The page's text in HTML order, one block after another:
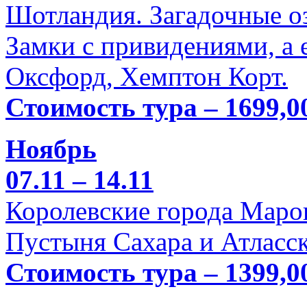
Шотландия. Загадочные
Замки с привидениями,
Оксфорд, Хемптон Корт.
Стоимость тура –
Ноябрь
07.11 – 14.11
Королевские города
Пустыня Сахара и
Стоимость тура –